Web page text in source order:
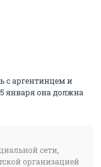
с аргентинцем и
января она должна
сети,
организацией